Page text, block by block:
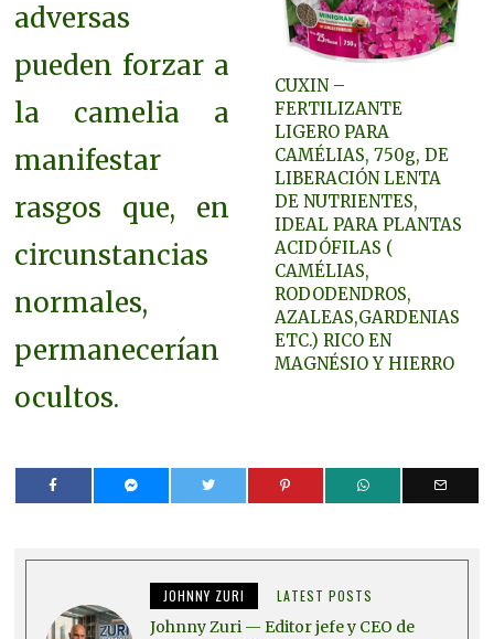
adversas
pueden forzar a
la camelia a
manifestar
rasgos que, en
circunstancias
normales,
permanecerían
ocultos.
CUXIN –
FERTILIZANTE
LIGERO PARA
CAMÉLIAS, 750g, DE
LIBERACIÓN LENTA
DE NUTRIENTES,
IDEAL PARA PLANTAS
ACIDÓFILAS (
CAMÉLIAS,
RODODENDROS,
AZALEAS,GARDENIAS
ETC.) RICO EN
MAGNÉSIO Y HIERRO
JOHNNY ZURI LATEST POSTS
Johnny Zuri — Editor jefe y CEO de